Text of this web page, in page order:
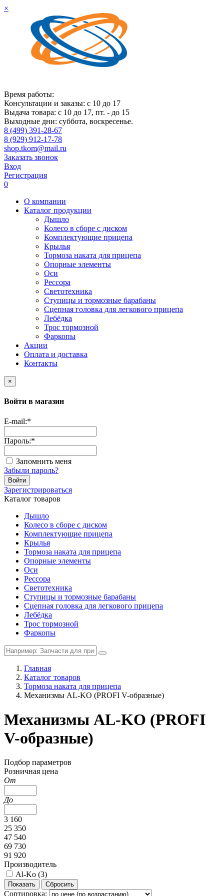
×
Время работы:
Консультации и заказы: с 10 до 17
Выдача товара: с 10 до 17, пт. - до 15
Выходные дни: суббота, воскресенье.
8 (499) 391-28-67
8 (929) 912-17-78
shop.tkom@mail.ru
Заказать звонок
Вход
Регистрация
0
О компании
Каталог продукции
Дышло
Колесо в сборе с диском
Комплектующие прицепа
Крылья
Тормоза наката для прицепа
Опорные элементы
Оси
Рессора
Светотехника
Ступицы и тормозные барабаны
Сцепная головка для легкового прицепа
Лебёдка
Трос тормозной
Фаркопы
Акции
Оплата и доставка
Контакты
×
Войти в магазин
E-mail:*
Пароль:*
Запомнить меня
Забыли пароль?
Войти
Зарегистрироваться
Каталог товаров
Дышло
Колесо в сборе с диском
Комплектующие прицепа
Крылья
Тормоза наката для прицепа
Опорные элементы
Оси
Рессора
Светотехника
Ступицы и тормозные барабаны
Сцепная головка для легкового прицепа
Лебёдка
Трос тормозной
Фаркопы
Главная
Каталог товаров
Тормоза наката для прицепа
Механизмы AL-KO (PROFI V-образные)
Механизмы AL-KO (PROFI
V-образные)
Подбор параметров
Розничная цена
От
До
3 160
25 350
47 540
69 730
91 920
Производитель
Al-Ko (3)
Сортировка: